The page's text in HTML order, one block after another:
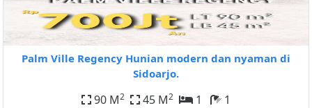
Palm Ville Regency Hunian modern dan nyaman di
Sidoarjo.
90 M2 45 M2 1 1